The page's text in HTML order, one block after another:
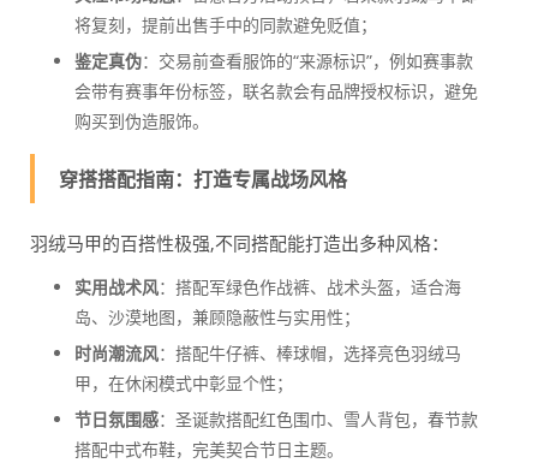
将复刻，提前出售手中的同款避免贬值；
鉴定真伪：交易前查看服饰的“来源标识”，例如赛事款
会带有赛事年份标签，联名款会有品牌授权标识，避免
购买到伪造服饰。
穿搭搭配指南：打造专属战场风格
羽绒马甲的百搭性极强,不同搭配能打造出多种风格：
实用战术风：搭配军绿色作战裤、战术头盔，适合海
岛、沙漠地图，兼顾隐蔽性与实用性；
时尚潮流风：搭配牛仔裤、棒球帽，选择亮色羽绒马
甲，在休闲模式中彰显个性；
节日氛围感：圣诞款搭配红色围巾、雪人背包，春节款
搭配中式布鞋，完美契合节日主题。